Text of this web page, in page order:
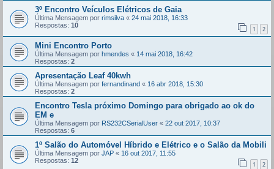
3º Encontro Veículos Elétricos de Gaia
Última Mensagem por rimsilva « 24 mai 2018, 16:33
Respostas: 10 1 2
Mini Encontro Porto
Última Mensagem por hmendes « 14 mai 2018, 16:42
Respostas: 2
Apresentação Leaf 40kwh
Última Mensagem por fernandinand « 16 abr 2018, 15:30
Respostas: 2
Encontro Tesla próximo Domingo para obrigado ao ok do
EM e
Última Mensagem por RS232CSerialUser « 22 out 2017, 10:37
Respostas: 6
1º Salão do Automóvel Híbrido e Elétrico e o Salão da Mobili
Última Mensagem por JAP « 16 out 2017, 11:55
Respostas: 12 1 2